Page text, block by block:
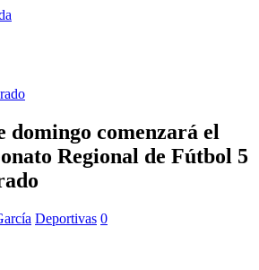
domingo comenzará el
Regional de Fútbol 5
Deportivas 0